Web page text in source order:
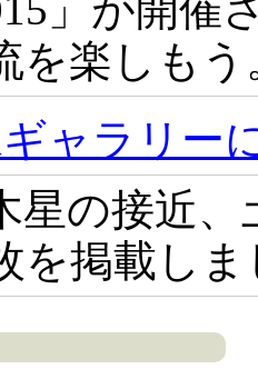
を楽しもう
ャラリー
星の接近
を掲載し